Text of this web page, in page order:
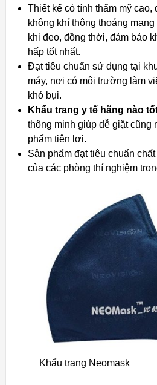
Thiết kế có tính thẩm mỹ cao,
không khí thông thoáng
khi đeo, đồng thời, đảm bảo
hấp tốt nhất.
Đạt tiêu chuẩn sử dụng tại
máy, nơi có môi trường làm
khó bụi.
Khẩu trang y tế hãng nào
thông minh giúp dễ giặt cũng
phẩm tiện lợi.
Sản phẩm đạt tiêu chuẩn
của các phòng thí nghiệm
Khẩu trang Neomask